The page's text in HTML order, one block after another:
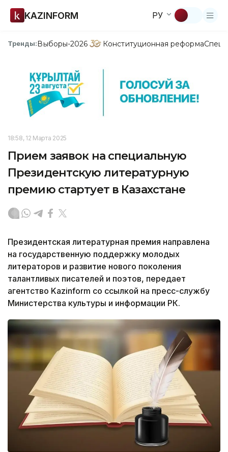
KAZINFORM РУ
Тренды:Выборы-2026 Конституционная реформа
18:58, 12 Марта 2025
Прием заявок на специальную
Президентскую литературную
премию стартует в Казахстане
Президентская литературная премия направлена
на государственную поддержку молодых
литераторов и развитие нового поколения
талантливых писателей и поэтов, передает
агентство Kazinform со ссылкой на пресс-службу
Министерства культуры и информации РК.